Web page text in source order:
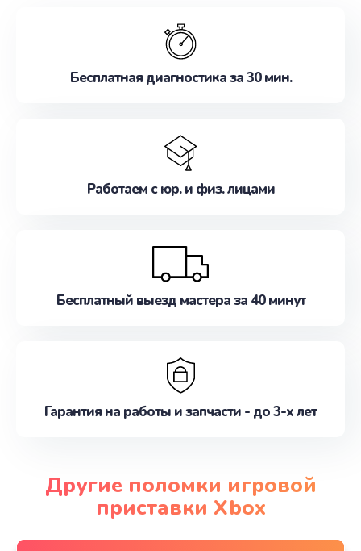
Бесплатная диагностика за 30 мин.
Работаем с юр. и физ. лицами
Бесплатный выезд мастера за 40 минут
Гарантия на работы и запчасти - до 3-х лет
Другие поломки игровой
приставки Xbox